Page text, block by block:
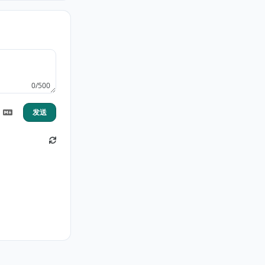
0/500
发送